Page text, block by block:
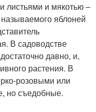
листьями и мякотью –
яблоней
В садоводстве
давно, и,
растения. В
розовыми или
но съедобные.